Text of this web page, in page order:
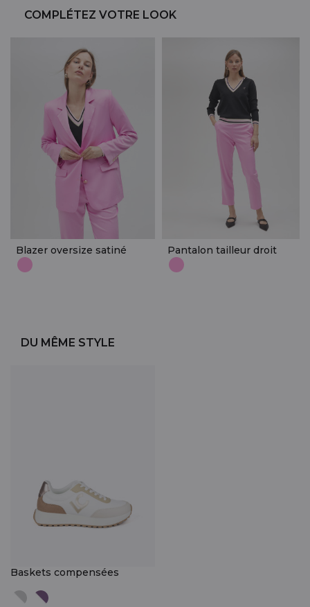
COMPLÉTEZ VOTRE LOOK
Blazer oversize satiné Pantalon tailleur droit
DU MÊME STYLE
Baskets compensées